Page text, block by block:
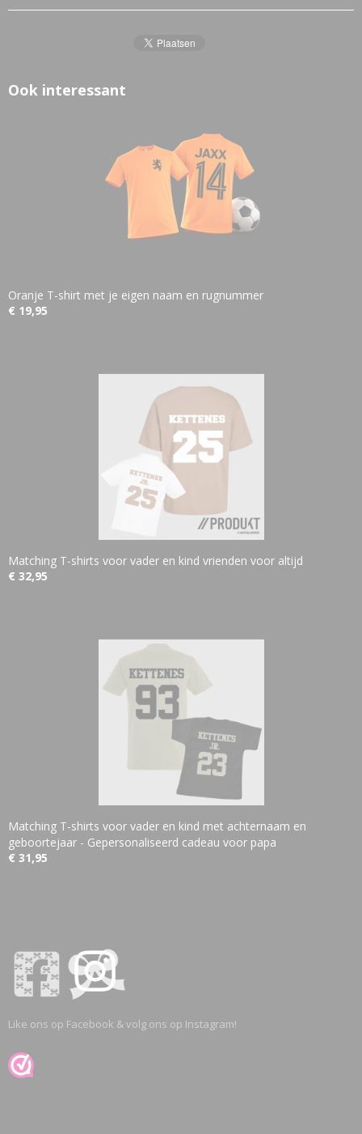
Ook interessant
Oranje T-shirt met je eigen naam en rugnummer
€ 19,95
Matching T-shirts voor vader en kind vrienden voor altijd
€ 32,95
Matching T-shirts voor vader en kind met achternaam en
geboortejaar - Gepersonaliseerd cadeau voor papa
€ 31,95
Like ons op Facebook & volg ons op Instagram!